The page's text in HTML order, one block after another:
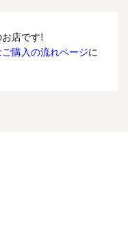
店です!
ご購入の流れページに